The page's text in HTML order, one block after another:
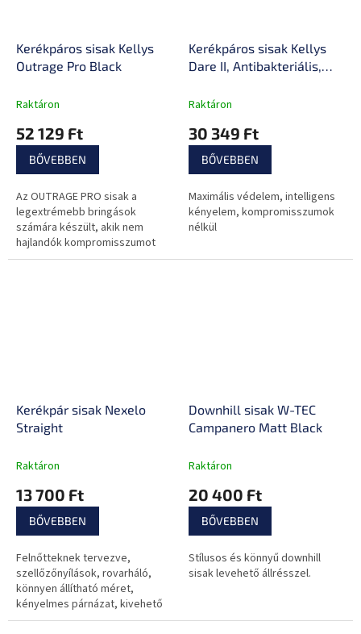
Kerékpáros sisak Kellys
Outrage Pro Black
Raktáron
52 129 Ft
BŐVEBBEN
Az OUTRAGE PRO sisak a
legextrémebb bringások
számára készült, akik nem
hajlandók kompromisszumot
kötni sem a biztonság, sem a
Kerékpáros sisak Kellys
Dare II, Antibakteriális,
Trail sisak , Fidlock
napszemüveg tartó
Raktáron
30 349 Ft
BŐVEBBEN
Maximális védelem, intelligens
kényelem, kompromisszumok
nélkül
Kerékpár sisak Nexelo
Straight
Raktáron
13 700 Ft
BŐVEBBEN
Felnőtteknek tervezve,
szellőzőnyílások, rovarháló,
könnyen állítható méret,
kényelmes párnázat, kivehető
csúcs.
Downhill sisak W-TEC
Campanero Matt Black
Raktáron
20 400 Ft
BŐVEBBEN
Stílusos és könnyű downhill
sisak levehető állrésszel.